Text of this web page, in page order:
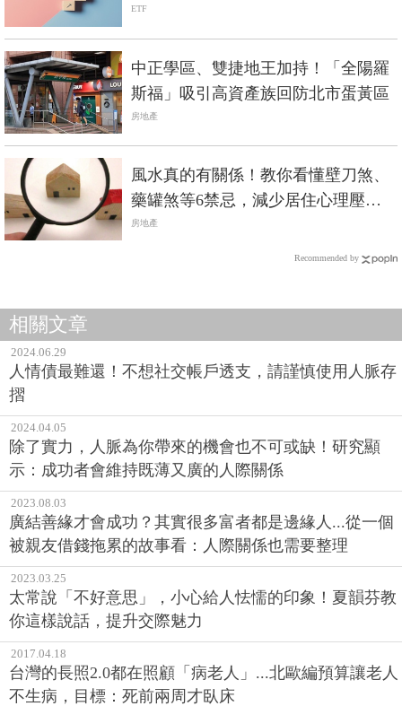
ETF
中正學區、雙捷地王加持！「全陽羅
斯福」吸引高資產族回防北市蛋黃區
房地產
風水真的有關係！教你看懂壁刀煞、
藥罐煞等6禁忌，減少居住心理壓
力，還容易談出好價錢
房地產
Recommended by
相關文章
2024.06.29
人情債最難還！不想社交帳戶透支，請謹慎使用人脈存
摺
2024.04.05
除了實力，人脈為你帶來的機會也不可或缺！研究顯
示：成功者會維持既薄又廣的人際關係
2023.08.03
廣結善緣才會成功？其實很多富者都是邊緣人...從一個
被親友借錢拖累的故事看：人際關係也需要整理
2023.03.25
太常說「不好意思」，小心給人怯懦的印象！夏韻芬教
你這樣說話，提升交際魅力
2017.04.18
台灣的長照2.0都在照顧「病老人」...北歐編預算讓老人
不生病，目標：死前兩周才臥床